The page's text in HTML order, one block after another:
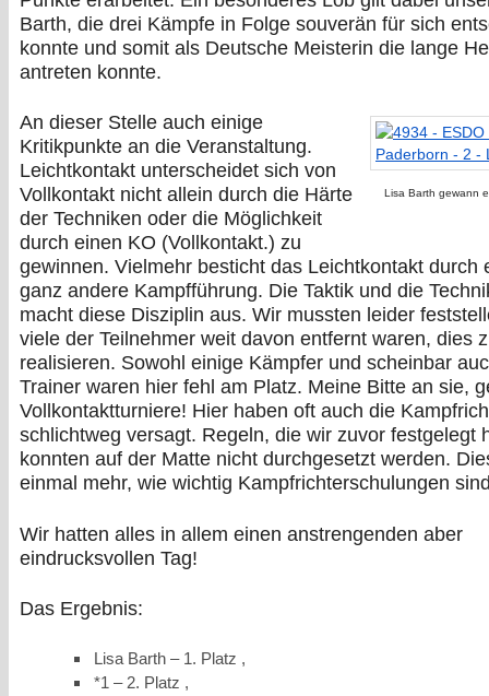
Barth, die drei Kämpfe in Folge souverän für sich
konnte und somit als Deutsche Meisterin die lange
antreten konnte.
Lisa Barth gewann
An dieser Stelle auch einige
Kritikpunkte an die Veranstaltung.
Leichtkontakt unterscheidet sich von
Vollkontakt nicht allein durch die Härte
der Techniken oder die Möglichkeit
durch einen KO (Vollkontakt.) zu
gewinnen. Vielmehr besticht das Leichtkontakt durch
ganz andere Kampfführung. Die Taktik und die
macht diese Disziplin aus. Wir mussten leider
viele der Teilnehmer weit davon entfernt waren, dies
realisieren. Sowohl einige Kämpfer und scheinbar
Trainer waren hier fehl am Platz. Meine Bitte an sie,
Vollkontaktturniere! Hier haben oft auch die
schlichtweg versagt. Regeln, die wir zuvor festgelegt
konnten auf der Matte nicht durchgesetzt werden.
einmal mehr, wie wichtig Kampfrichterschulungen
Wir hatten alles in allem einen anstrengenden aber
eindrucksvollen Tag!
Das Ergebnis:
Lisa Barth – 1. Platz ,
*1 – 2. Platz ,